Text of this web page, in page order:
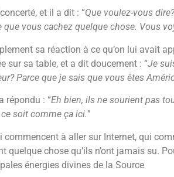
et il a dit : “Que voulez-vous dire?
que vous cachez quelque chose. Vous
sa réaction à ce qu’on lui avait
sur sa table, et a dit doucement : “Je
Parce que je sais que vous êtes
répondu : “Eh bien, ils ne sourient pas
soit comme ça ici.”
commencent à aller sur Internet, qui
quelque chose qu’ils n’ont jamais su.
énergies divines de la Source